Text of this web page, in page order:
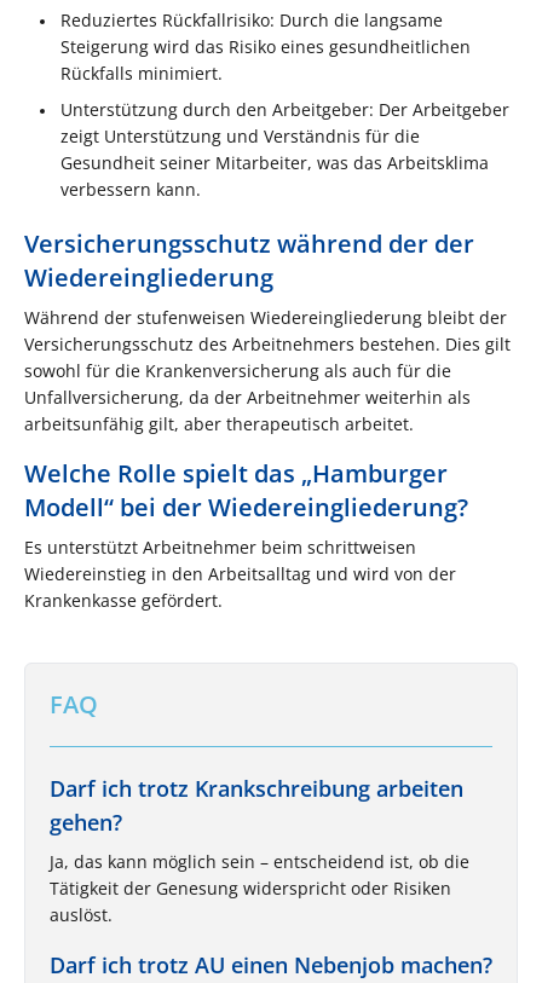
Reduziertes Rückfallrisiko: Durch die langsame
Steigerung wird das Risiko eines gesundheitlichen
Rückfalls minimiert.
Unterstützung durch den Arbeitgeber: Der Arbeitgeber
zeigt Unterstützung und Verständnis für die
Gesundheit seiner Mitarbeiter, was das Arbeitsklima
verbessern kann.
Versicherungsschutz während der der
Wiedereingliederung
Während der stufenweisen Wiedereingliederung bleibt der
Versicherungsschutz des Arbeitnehmers bestehen. Dies gilt
sowohl für die Krankenversicherung als auch für die
Unfallversicherung, da der Arbeitnehmer weiterhin als
arbeitsunfähig gilt, aber therapeutisch arbeitet.
Welche Rolle spielt das „Hamburger
Modell“ bei der Wiedereingliederung?
Es unterstützt Arbeitnehmer beim schrittweisen
Wiedereinstieg in den Arbeitsalltag und wird von der
Krankenkasse gefördert.
FAQ
Darf ich trotz Krankschreibung arbeiten
gehen?
Ja, das kann möglich sein – entscheidend ist, ob die
Tätigkeit der Genesung widerspricht oder Risiken
auslöst.
Darf ich trotz AU einen Nebenjob machen?